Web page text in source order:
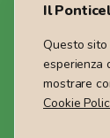
PI:
privacy
Il
Questo
esperienza
mostrare
Cookie